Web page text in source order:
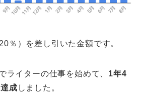
％）を差し引いた金額です。
ライターの仕事を始めて、 1年4
成 しました。